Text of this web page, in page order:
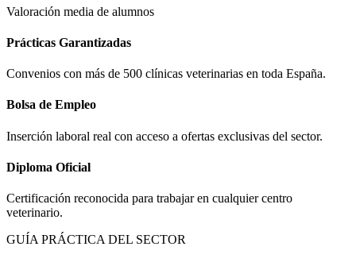
Valoración media de alumnos
Prácticas Garantizadas
Convenios con más de 500 clínicas veterinarias en toda España.
Bolsa de Empleo
Inserción laboral real con acceso a ofertas exclusivas del sector.
Diploma Oficial
Certificación reconocida para trabajar en cualquier centro
veterinario.
GUÍA PRÁCTICA DEL SECTOR